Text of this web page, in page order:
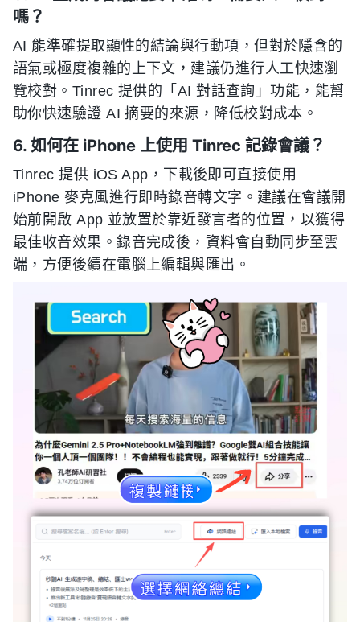
嗎？
AI 能準確提取顯性的結論與行動項，但對於隱含的
語氣或極度複雜的上下文，建議仍進行人工快速瀏
覽校對。Tinrec 提供的「AI 對話查詢」功能，能幫
助你快速驗證 AI 摘要的來源，降低校對成本。
6. 如何在 iPhone 上使用 Tinrec 記錄會議？
Tinrec 提供 iOS App，下載後即可直接使用
iPhone 麥克風進行即時錄音轉文字。建議在會議開
始前開啟 App 並放置於靠近發言者的位置，以獲得
最佳收音效果。錄音完成後，資料會自動同步至雲
端，方便後續在電腦上編輯與匯出。